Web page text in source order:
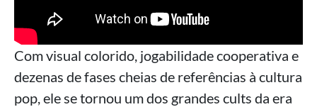
Com visual colorido, jogabilidade cooperativa e
dezenas de fases cheias de referências à cultura
pop, ele se tornou um dos grandes cults da era